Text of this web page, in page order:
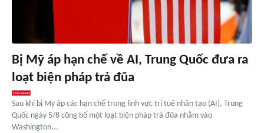
Bị Mỹ áp hạn chế về AI, Trung Quốc đưa ra
loạt biện pháp trả đũa
Sau khi bị Mỹ áp các hạn chế trong lĩnh vực trí tuệ nhân tạo (AI), Trung
Quốc ngày 5/8 công bố một loạt biện pháp trả đũa nhằm vào
Washington...